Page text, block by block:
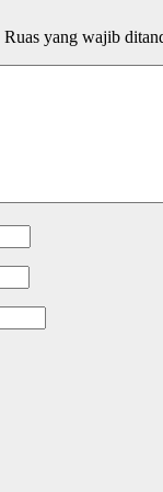
Ruas yang wajib